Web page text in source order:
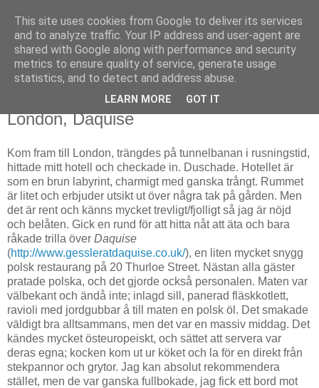
Björn Fritz
vad än som faller mig in
fredag, juni 14, 2013
London, Daquise
Kom fram till London, trängdes på tunnelbanan i rusningstid,
hittade mitt hotell och checkade in. Duschade. Hotellet är
som en brun labyrint, charmigt med ganska trångt. Rummet
är litet och erbjuder utsikt ut över några tak på gården. Men
det är rent och känns mycket trevligt/fjolligt så jag är nöjd
och belåten. Gick en rund för att hitta nåt att äta och bara
råkade trilla över Daquise
(http://www.gessleratdaquise.co.uk/), en liten mycket snygg
polsk restaurang på 20 Thurloe Street. Nästan alla gäster
pratade polska, och det gjorde också personalen. Maten var
välbekant och ändå inte; inlagd sill, panerad fläskkotlett,
ravioli med jordgubbar å till maten en polsk öl. Det smakade
väldigt bra alltsammans, men det var en massiv middag. Det
kändes mycket östeuropeiskt, och sättet att servera var
deras egna; kocken kom ut ur köket och la för en direkt från
stekpannor och grytor. Jag kan absolut rekommendera
stället, men de var ganska fullbokade, jag fick ett bord mot
This site uses cookies from Google to deliver its services
and to analyze traffic. Your IP address and user-agent are
shared with Google along with performance and security
metrics to ensure quality of service, generate usage
statistics, and to detect and address abuse.
LEARN MORE GOT IT